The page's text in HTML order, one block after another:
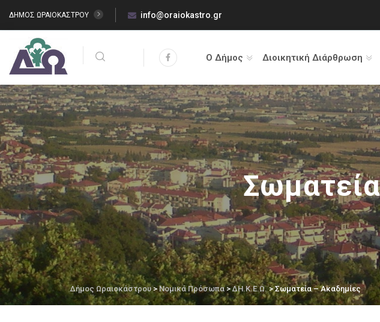
ΔΗΜΟΣ ΩΡΑΙΟΚΑΣΤΡΟΥ info@oraiokastro.gr
Ο Δήμος Διοικητική Διάρθρωση
Δήμος Ωραιοκάστρου>Νομικά Πρόσωπα> ΔΗ.Κ.Ε.Ω.> Σωματεία – Ακαδημίες